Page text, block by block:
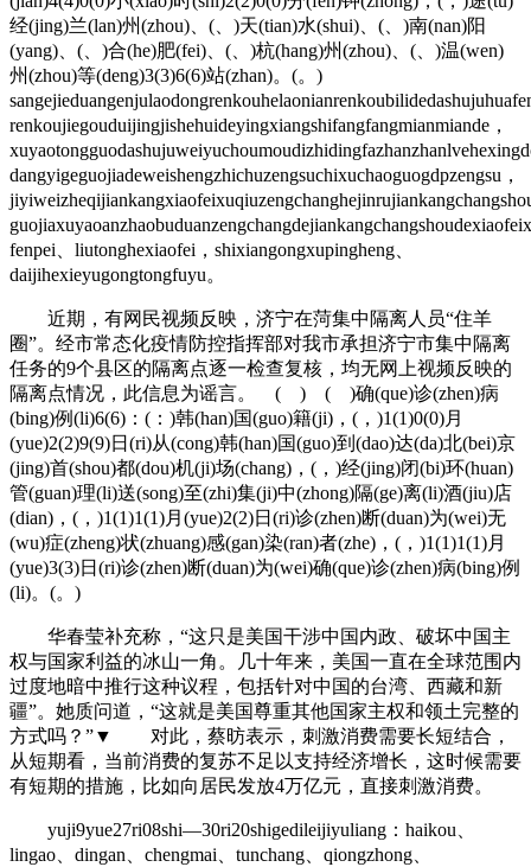
经(jing)兰(lan)州(zhou)、(、)天(tian)水(shui)、(、)南(nan)阳
(yang)、(、)合(he)肥(fei)、(、)杭(hang)州(zhou)、(、)温(wen)
州(zhou)等(deng)3(3)6(6)站(zhan)。(。)
renkoujiegouduijingjishehuideyingxiangshifangfangmianmiande，
dangyigeguojiadeweishengzhichuzengsuchixuchaoguogdpzengsu，
fenpei、liutonghexiaofei，shixiangongxupingheng、
daijihexieyugongtongfuyu。
近期，有网民视频反映，济宁在菏集中隔离人员“住羊
圈”。经市常态化疫情防控指挥部对我市承担济宁市集中隔离
任务的9个县区的隔离点逐一检查复核，均无网上视频反映的
隔离点情况，此信息为谣言。 ( ) ( )确(que)诊(zhen)病
(bing)例(li)6(6)：(：)韩(han)国(guo)籍(ji)，(，)1(1)0(0)月
(yue)2(2)9(9)日(ri)从(cong)韩(han)国(guo)到(dao)达(da)北(bei)京
(jing)首(shou)都(dou)机(ji)场(chang)，(，)经(jing)闭(bi)环(huan)
管(guan)理(li)送(song)至(zhi)集(ji)中(zhong)隔(ge)离(li)酒(jiu)店
(dian)，(，)1(1)1(1)月(yue)2(2)日(ri)诊(zhen)断(duan)为(wei)无
(wu)症(zheng)状(zhuang)感(gan)染(ran)者(zhe)，(，)1(1)1(1)月
(yue)3(3)日(ri)诊(zhen)断(duan)为(wei)确(que)诊(zhen)病(bing)例
(li)。(。)
华春莹补充称，“这只是美国干涉中国内政、破坏中国主
权与国家利益的冰山一角。几十年来，美国一直在全球范围内
过度地暗中推行这种议程，包括针对中国的台湾、西藏和新
疆”。她质问道，“这就是美国尊重其他国家主权和领土完整的
方式吗？”▼ 对此，蔡昉表示，刺激消费需要长短结合，
从短期看，当前消费的复苏不足以支持经济增长，这时候需要
有短期的措施，比如向居民发放4万亿元，直接刺激消费。
yuji9yue27ri08shi—30ri20shigedileijiyuliang：haikou、
lingao、dingan、chengmai、tunchang、qiongzhong、